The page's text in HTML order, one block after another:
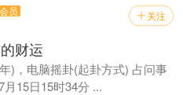
 关注
员
财运
)，电脑摇卦(起卦方式) 占问事
15日15时34分 ...